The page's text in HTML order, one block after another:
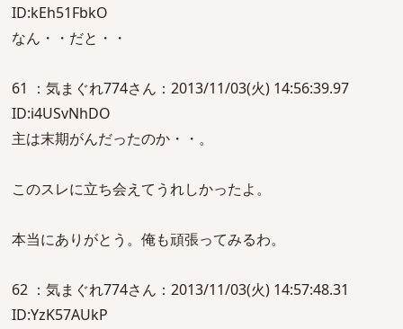
ID:kEh51FbkO
なん・・だと・・
61 ：気まぐれ774さん：2013/11/03(火) 14:56:39.97
ID:i4USvNhDO
主は末期がんだったのか・・。
このスレに立ち会えてうれしかったよ。
本当にありがとう。俺も頑張ってみるわ。
62 ：気まぐれ774さん：2013/11/03(火) 14:57:48.31
ID:YzK57AUkP